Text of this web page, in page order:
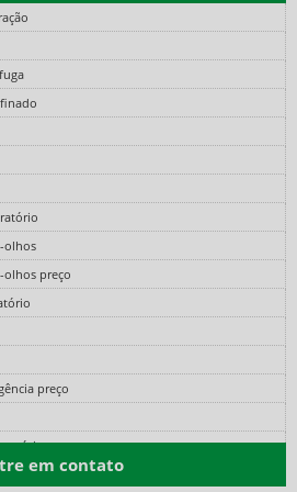
olhos
olhos preço
preço
de carbono
em contato